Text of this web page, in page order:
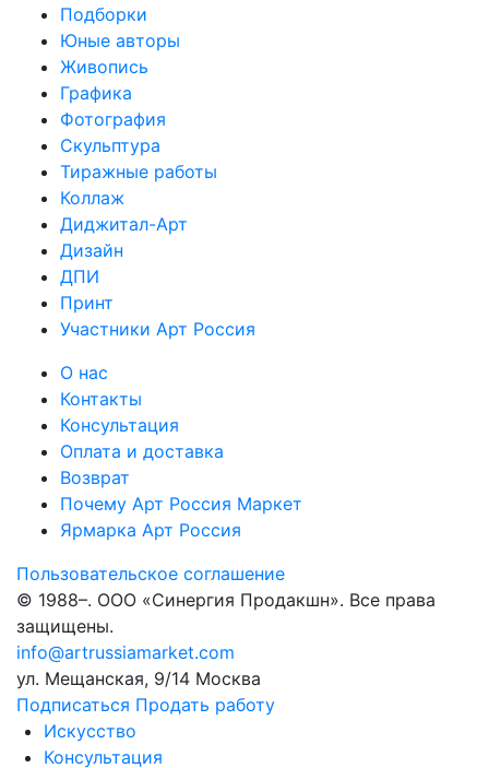
Подборки
Юные авторы
Живопись
Графика
Фотография
Скульптура
Тиражные работы
Коллаж
Диджитал-Арт
Дизайн
ДПИ
Принт
Участники Арт Россия
О нас
Контакты
Консультация
Оплата и доставка
Возврат
Почему Арт Россия Маркет
Ярмарка Арт Россия
Пользовательское соглашение
© 1988–. ООО «Синергия Продакшн». Все права
защищены.
info@artrussiamarket.com
ул. Мещанская, 9/14 Москва
Подписаться Продать работу
Искусство
Консультация